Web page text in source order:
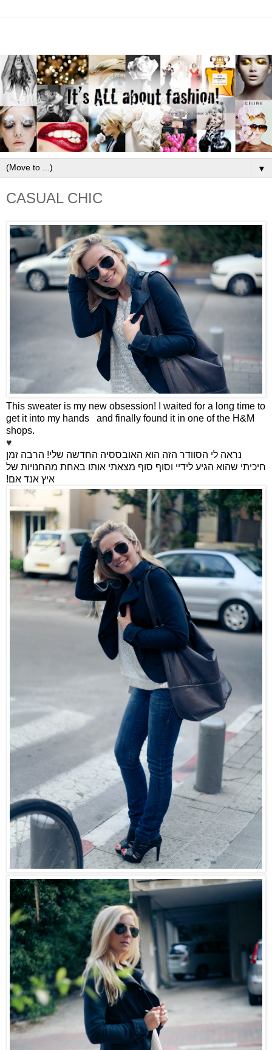
▼
CASUAL CHIC
This sweater is my new obsession! I waited for a long time to
get it into my hands
and finally found it in one of the H&M
shops.
♥
נראה לי הסוודר הזה הוא האובססיה החדשה שלי! הרבה זמן
חיכיתי שהוא הגיע לידיי וסוף סוף מצאתי אותו באחת מהחנויות של
איץ אנד אם!